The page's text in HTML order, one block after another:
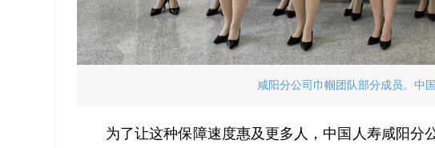
咸阳分公司巾帼团队部分成员。中
为了让这种保障速度惠及更多人，中国人寿咸阳分